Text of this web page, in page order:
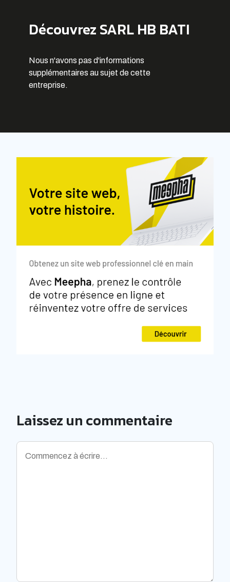
Découvrez SARL HB BATI
Nous n'avons pas d'informations
supplémentaires au sujet de cette
entreprise.
Laissez un commentaire